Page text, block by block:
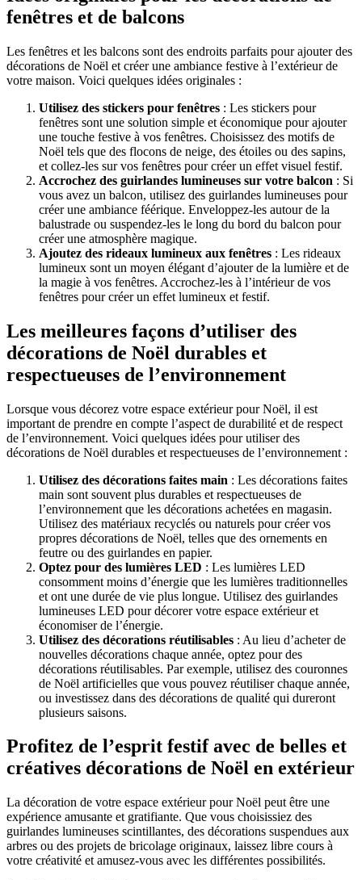
fenêtres et de balcons
Les fenêtres et les balcons sont des endroits parfaits pour ajouter des
décorations de Noël et créer une ambiance festive à l’extérieur de
votre maison. Voici quelques idées originales :
Utilisez des stickers pour fenêtres : Les stickers pour
fenêtres sont une solution simple et économique pour ajouter
une touche festive à vos fenêtres. Choisissez des motifs de
Noël tels que des flocons de neige, des étoiles ou des sapins,
et collez-les sur vos fenêtres pour créer un effet visuel festif.
Accrochez des guirlandes lumineuses sur votre balcon : Si
vous avez un balcon, utilisez des guirlandes lumineuses pour
créer une ambiance féérique. Enveloppez-les autour de la
balustrade ou suspendez-les le long du bord du balcon pour
créer une atmosphère magique.
Ajoutez des rideaux lumineux aux fenêtres : Les rideaux
lumineux sont un moyen élégant d’ajouter de la lumière et de
la magie à vos fenêtres. Accrochez-les à l’intérieur de vos
fenêtres pour créer un effet lumineux et festif.
Les meilleures façons d’utiliser des
décorations de Noël durables et
respectueuses de l’environnement
Lorsque vous décorez votre espace extérieur pour Noël, il est
important de prendre en compte l’aspect de durabilité et de respect
de l’environnement. Voici quelques idées pour utiliser des
décorations de Noël durables et respectueuses de l’environnement :
Utilisez des décorations faites main : Les décorations faites
main sont souvent plus durables et respectueuses de
l’environnement que les décorations achetées en magasin.
Utilisez des matériaux recyclés ou naturels pour créer vos
propres décorations de Noël, telles que des ornements en
feutre ou des guirlandes en papier.
Optez pour des lumières LED : Les lumières LED
consomment moins d’énergie que les lumières traditionnelles
et ont une durée de vie plus longue. Utilisez des guirlandes
lumineuses LED pour décorer votre espace extérieur et
économiser de l’énergie.
Utilisez des décorations réutilisables : Au lieu d’acheter de
nouvelles décorations chaque année, optez pour des
décorations réutilisables. Par exemple, utilisez des couronnes
de Noël artificielles que vous pouvez réutiliser chaque année,
ou investissez dans des décorations de qualité qui dureront
plusieurs saisons.
Profitez de l’esprit festif avec de belles et
créatives décorations de Noël en extérieur
La décoration de votre espace extérieur pour Noël peut être une
expérience amusante et gratifiante. Que vous choisissiez des
guirlandes lumineuses scintillantes, des décorations suspendues aux
arbres ou des projets de bricolage originaux, laissez libre cours à
votre créativité et amusez-vous avec les différentes possibilités.